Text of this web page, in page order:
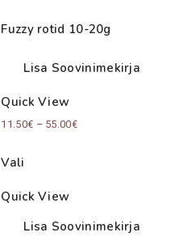
Fuzzy rotid 10-20g
Lisa Soovinimekirja
Quick View
11.50€ – 55.00€Price
Vali
Quick View
Lisa Soovinimekirja